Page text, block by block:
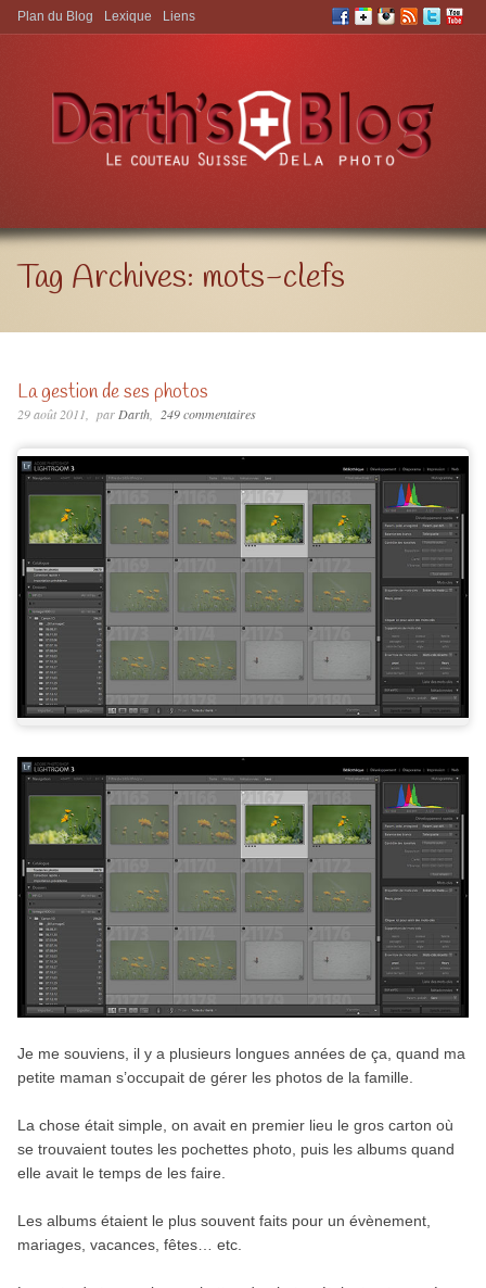
Aller à:
Plan du Blog Lexique Liens
Tag Archives: mots-clefs
La gestion de ses photos
29 août 2011 parDarth 249 commentaires
Je me souviens, il y a plusieurs longues années de ça, quand ma
petite maman s’occupait de gérer les photos de la famille.
La chose était simple, on avait en premier lieu le gros carton où
se trouvaient toutes les pochettes photo, puis les albums quand
elle avait le temps de les faire.
Les albums étaient le plus souvent faits pour un évènement,
mariages, vacances, fêtes… etc.